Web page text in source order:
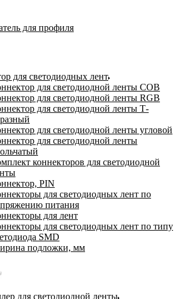
для профиля
для светодиодных лент
для светодиодной ленты COB
для светодиодной ленты RGB
для светодиодной ленты Т-
для светодиодной ленты угловой
для светодиодной ленты
коннекторов для светодиодной
PIN
для светодиодных лент по
питания
для лент
для светодиодных лент по типу
SMD
подложки, мм
для светодиодной ленты